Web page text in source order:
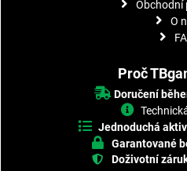
Obchodní
O
Proč
Doručení
Jednoduchá
Garantované
Doživotní